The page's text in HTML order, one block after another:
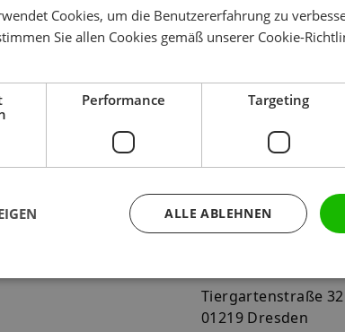
Mappe und Einleger
Tiergartenstraße 32
01219 Dresden
Cookies, um die Benutzererfahrung zu
Sie allen Cookies gemäß unserer Cookie-
Performance Targeting
ALLE ABLEHNEN